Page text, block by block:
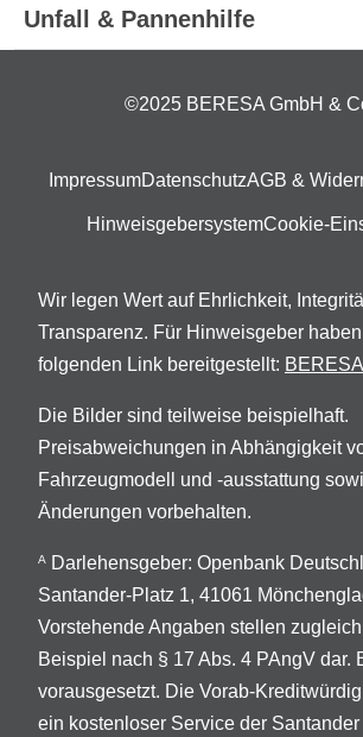
Unfall & Pannenhilfe
©2025 BERESA GmbH &
ImpressumDatenschutzAGB &
HinweisgebersystemCookie-
Wir legen Wert auf Ehrlichkeit,
Transparenz. Für Hinweisgeber
folgenden Link bereitgestellt:
Die Bilder sind teilweise beispielhaft.
Preisabweichungen in Abhängigkeit
Fahrzeugmodell und -ausstattung
Änderungen vorbehalten.
A
Darlehensgeber: Openbank
Santander-Platz 1, 41061
Vorstehende Angaben stellen
Beispiel nach § 17 Abs. 4 PAngV dar.
vorausgesetzt. Die Vorab-
ein kostenloser Service der